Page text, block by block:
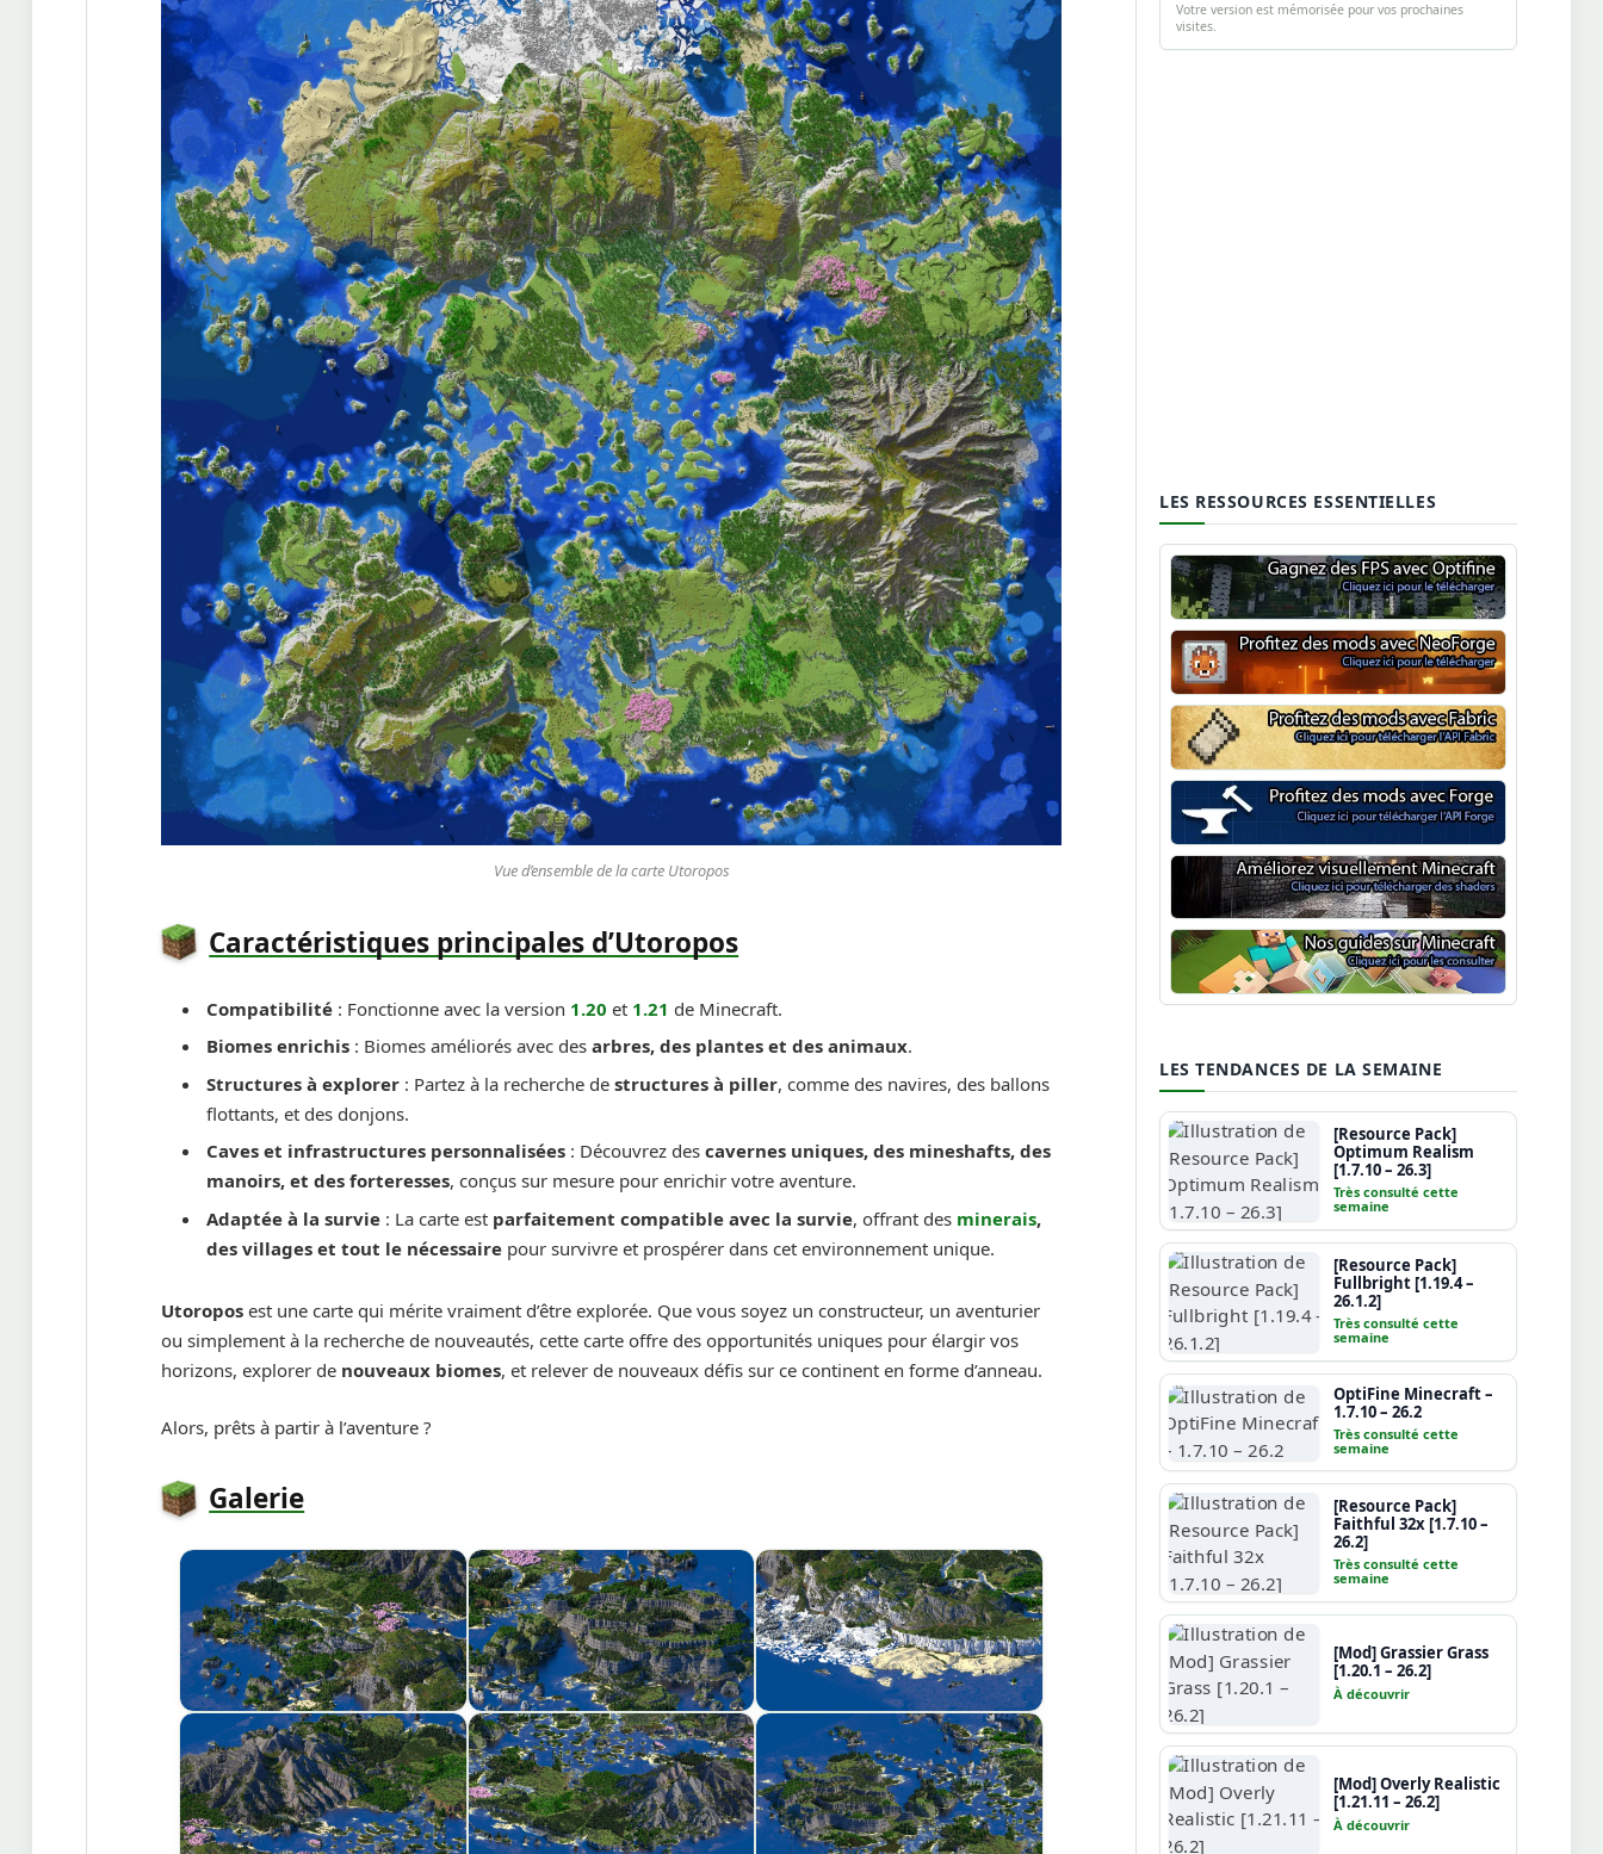
Vue d’ensemble de la carte Utoropos
Caractéristiques principales d’Utoropos
Compatibilité : Fonctionne avec la version 1.20 et 1.21 de Minecraft.
Biomes enrichis : Biomes améliorés avec desarbres, des plantes et des animaux.
Structures à explorer : Partez à la recherche destructures à piller, comme des navires, des ballons
flottants, et des donjons.
Caves et infrastructures personnalisées : Découvrez descavernes uniques, des mineshafts, des
manoirs, et des forteresses, conçus sur mesure pour enrichir votre aventure.
Adaptée à la survie : La carte est parfaitement compatible avec la survie, offrant des minerais,
des villages et tout le nécessaire pour survivre et prospérer dans cet environnement unique.
Utoropos est une carte qui mérite vraiment d’être explorée. Que vous soyez un constructeur, un aventurier
ou simplement à la recherche de nouveautés, cette carte offre des opportunités uniques pour élargir vos
horizons, explorer de nouveaux biomes, et relever de nouveaux défis sur ce continent en forme d’anneau.
Alors, prêts à partir à l’aventure ?
Galerie
Votre version est mémorisée pour vos prochaines
visites.
LES RESSOURCES ESSENTIELLES
Optifine
NeoForge
Minecraft Fabric
Minecraft Forge
Shaders Minecraft
Guide Minecraft
LES TENDANCES DE LA SEMAINE
[Resource Pack]
Optimum Realism
[1.7.10 – 26.3]
Très consulté cette
semaine
[Resource Pack]
Fullbright [1.19.4 –
26.1.2]
Très consulté cette
semaine
OptiFine Minecraft –
1.7.10 – 26.2
Très consulté cette
semaine
[Resource Pack]
Faithful 32x [1.7.10 –
26.2]
Très consulté cette
semaine
[Mod] Grassier Grass
[1.20.1 – 26.2]
À découvrir
[Mod] Overly Realistic
[1.21.11 – 26.2]
À découvrir